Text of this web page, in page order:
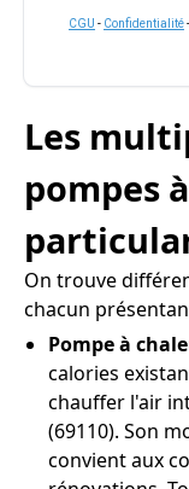
CGU - Confidentialité
Les
pompes
On trouve
chacun
Pompe à
calories
chauffer l'air
(69110). Son
convient aux